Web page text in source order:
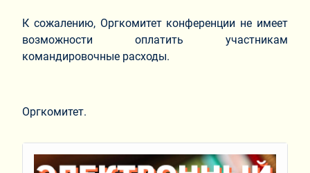
К сожалению, Оргкомитет конференции не имеет
возможности оплатить участникам
командировочные расходы.
Оргкомитет.